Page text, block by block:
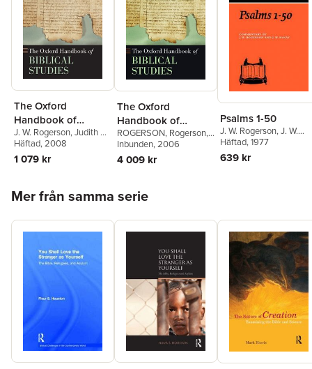
The Oxford
Handbook of
Biblical Studies
J. W. Rogerson,Judith M.
Lieu
Häftad, 2008
1 079 kr
The Oxford
Handbook of
Biblical Studies
ROGERSON, Rogerson,
J. W. Rogerson,Judith M.
Lieu
Inbunden, 2006
4 009 kr
Psalms 1-50
J. W. Rogerson,J. W.
McKay
Häftad, 1977
639 kr
Mer från samma serie